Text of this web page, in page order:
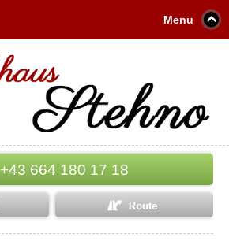
Menu
+43 664 180 17 18